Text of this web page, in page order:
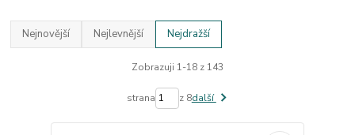
Nejnovější Nejlevnější Nejdražší
Zobrazuji 1-18 z 143
strana z 8další